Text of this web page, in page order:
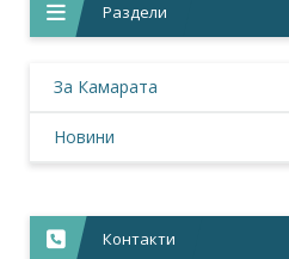
Раздели
За Камарата
Новини
Контакти